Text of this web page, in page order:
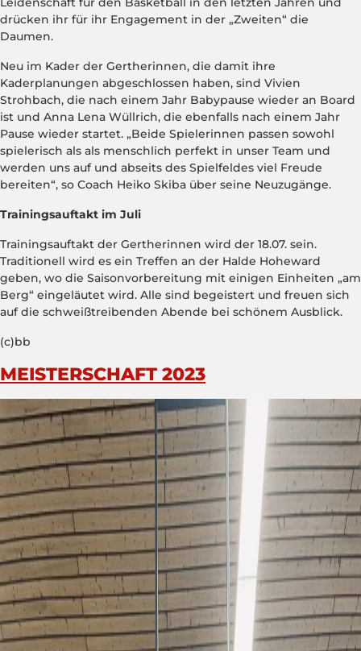
drücken ihr für ihr Engagement in der „Zweiten“ die
Daumen.
Neu im Kader der Gertherinnen, die damit ihre
Kaderplanungen abgeschlossen haben, sind Vivien
Strohbach, die nach einem Jahr Babypause wieder an Board
ist und Anna Lena Wüllrich, die ebenfalls nach einem Jahr
Pause wieder startet. „Beide Spielerinnen passen sowohl
spielerisch als als menschlich perfekt in unser Team und
werden uns auf und abseits des Spielfeldes viel Freude
bereiten“, so Coach Heiko Skiba über seine Neuzugänge.
Trainingsauftakt im Juli
Trainingsauftakt der Gertherinnen wird der 18.07. sein.
Traditionell wird es ein Treffen an der Halde Hoheward
geben, wo die Saisonvorbereitung mit einigen Einheiten „am
Berg“ eingeläutet wird. Alle sind begeistert und freuen sich
auf die schweißtreibenden Abende bei schönem Ausblick.
(c)bb
MEISTERSCHAFT 2023